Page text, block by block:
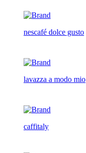
nescafé dolce gusto
lavazza a modo mio
caffitaly